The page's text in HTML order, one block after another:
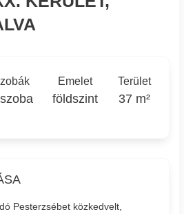
Emelet
földszint
Terület
37 m²
Pesterzsébet közkedvelt,